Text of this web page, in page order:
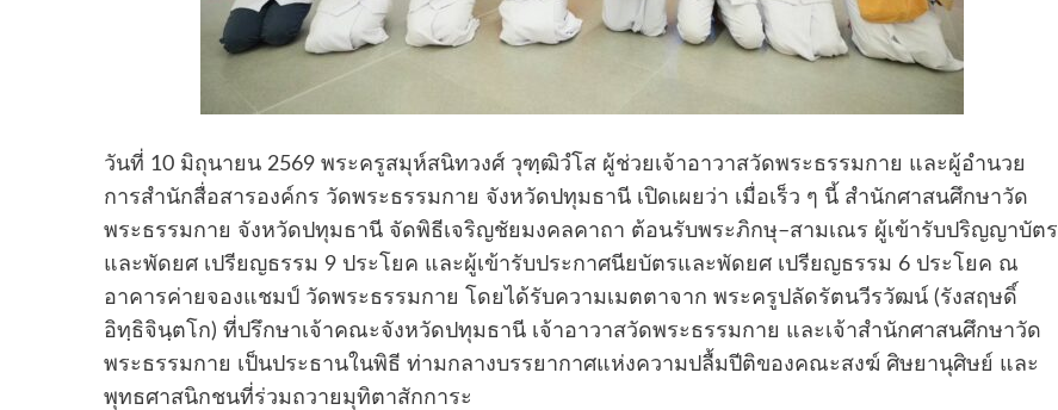
วันที่ 10 มิถุนายน 2569 พระครูสมุห์สนิทวงศ์ วุฑฺฒิวํโส ผู้ช่วยเจ้าอาวาสวัดพระธรรมกาย และผู้อำนวย
การสำนักสื่อสารองค์กร วัดพระธรรมกาย จังหวัดปทุมธานี เปิดเผยว่า เมื่อเร็ว ๆ นี้ สำนักศาสนศึกษาวัด
พระธรรมกาย จังหวัดปทุมธานี จัดพิธีเจริญชัยมงคลคาถา ต้อนรับพระภิกษุ–สามเณร ผู้เข้ารับปริญญาบัตร
และพัดยศ เปรียญธรรม 9 ประโยค และผู้เข้ารับประกาศนียบัตรและพัดยศ เปรียญธรรม 6 ประโยค ณ
อาคารค่ายจองแชมป์ วัดพระธรรมกาย โดยได้รับความเมตตาจาก พระครูปลัดรัตนวีรวัฒน์ (รังสฤษดิ์
อิทฺธิจินฺตโก) ที่ปรึกษาเจ้าคณะจังหวัดปทุมธานี เจ้าอาวาสวัดพระธรรมกาย และเจ้าสำนักศาสนศึกษาวัด
พระธรรมกาย เป็นประธานในพิธี ท่ามกลางบรรยากาศแห่งความปลื้มปีติของคณะสงฆ์ ศิษยานุศิษย์ และ
พุทธศาสนิกชนที่ร่วมถวายมุทิตาสักการะ